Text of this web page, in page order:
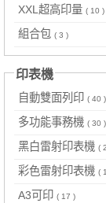
XXL超高印量 ( 10 )
組合包 ( 3 )
印表機
自動雙面列印 ( 40 )
多功能事務機 ( 30 )
黑白雷射印表機 (
彩色雷射印表機 (
A3可印 ( 17 )